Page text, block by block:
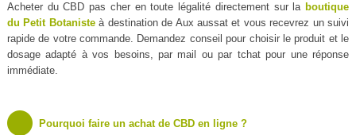
Acheter du CBD pas cher en toute légalité directement sur la boutique
du Petit Botanisteà destination de Aux aussat et vous recevrez un suivi
rapide de votre commande. Demandez conseil pour choisir le produit et le
dosage adapté à vos besoins, par mail ou par tchat pour une réponse
immédiate.
Pourquoi faire un achat de CBD en ligne ?